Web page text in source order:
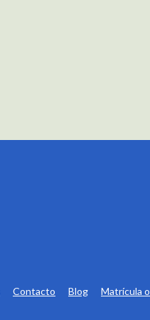
Contacto Blog Matrícula